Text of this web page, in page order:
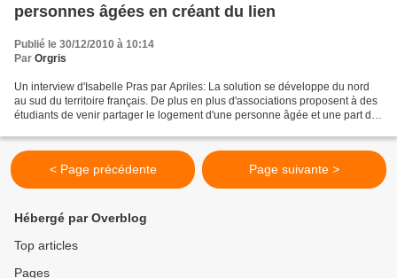
personnes âgées en créant du lien
Publié le 30/12/2010 à 10:14
Par Orgris
Un interview d'Isabelle Pras par Apriles: La solution se développe du nord
au sud du territoire français. De plus en plus d'associations proposent à des
étudiants de venir partager le logement d'une personne âgée et une part de
< Page précédente Page suivante >
Hébergé par Overblog
Top articles
Pages